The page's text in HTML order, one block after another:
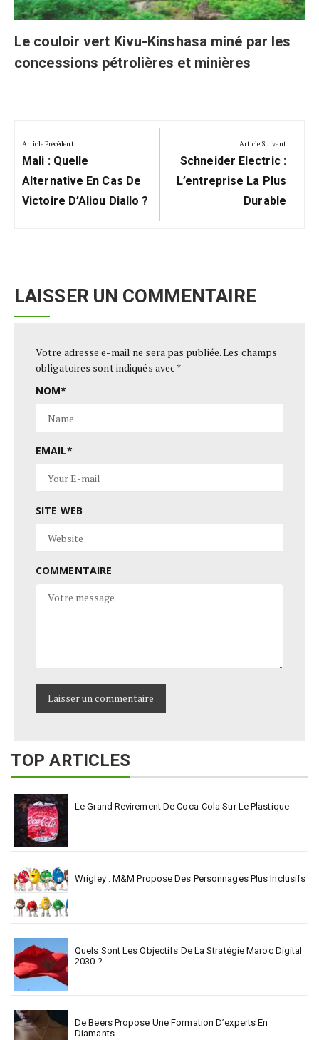
Le couloir vert Kivu-Kinshasa miné par les
concessions pétrolières et minières
de
l’article
Article Précédent
Previous
Post:
Mali : Quelle
Alternative En Cas De
Victoire D’Aliou Diallo ?
Article Suivant
Next
Post:
Schneider Electric :
L’entreprise La Plus
Durable
LAISSER UN COMMENTAIRE
Votre adresse e-mail ne sera pas publiée.Les champs
obligatoires sont indiqués avec *
NOM*
EMAIL*
SITE WEB
COMMENTAIRE
TOP ARTICLES
Le Grand Revirement De Coca-Cola Sur Le Plastique
Wrigley : M&M Propose Des Personnages Plus Inclusifs
Quels Sont Les Objectifs De La Stratégie Maroc Digital
2030 ?
De Beers Propose Une Formation D’experts En
Diamants